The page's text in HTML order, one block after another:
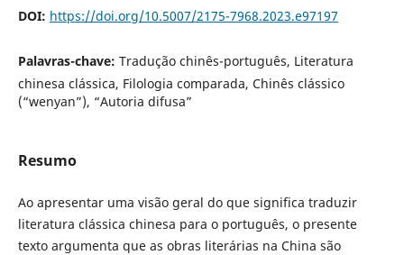
DOI: https://doi.org/10.5007/2175-7968.2023.e97197
Palavras-chave: Tradução chinês-português, Literatura
chinesa clássica, Filologia comparada, Chinês clássico
(“wenyan”), “Autoria difusa”
Resumo
Ao apresentar uma visão geral do que significa traduzir
literatura clássica chinesa para o português, o presente
texto argumenta que as obras literárias na China são